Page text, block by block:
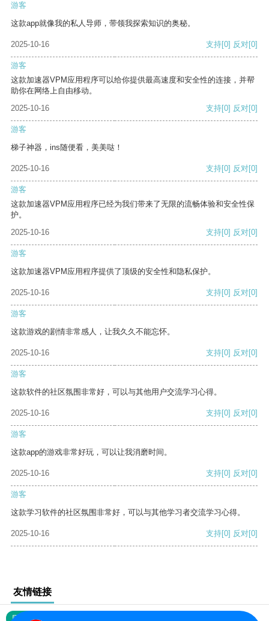
游客
这款app就像我的私人导师，带领我探索知识的奥秘。
2025-10-16 支持[0] 反对[0]
游客
这款加速器VPM应用程序可以给你提供最高速度和安全性的连接，并帮
助你在网络上自由移动。
2025-10-16
支持[0] 反对[0]
游客
梯子神器，ins随便看，美美哒！
2025-10-16 支持[0] 反对[0]
游客
这款加速器VPM应用程序已经为我们带来了无限的流畅体验和安全性保
护。
2025-10-16
支持[0] 反对[0]
游客
这款加速器VPM应用程序提供了顶级的安全性和隐私保护。
2025-10-16 支持[0] 反对[0]
游客
这款游戏的剧情非常感人，让我久久不能忘怀。
2025-10-16 支持[0] 反对[0]
游客
这款软件的社区氛围非常好，可以与其他用户交流学习心得。
2025-10-16 支持[0] 反对[0]
游客
这款app的游戏非常好玩，可以让我消磨时间。
2025-10-16 支持[0] 反对[0]
游客
这款学习软件的社区氛围非常好，可以与其他学习者交流学习心得。
2025-10-16 支持[0] 反对[0]
友情链接
网站地图